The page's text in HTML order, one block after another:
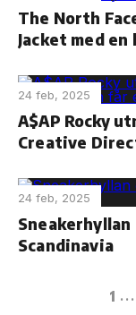
The North
Jacket med
24 feb, 2025
A$AP Rocky
Creative
24 feb, 2025
Scandinavia
1 ...